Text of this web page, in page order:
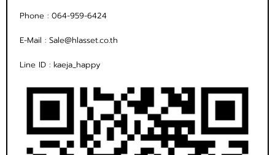
Phone : 064-959-6424
E-Mail : Sale@hlasset.co.th
Line ID : kaeja_happy